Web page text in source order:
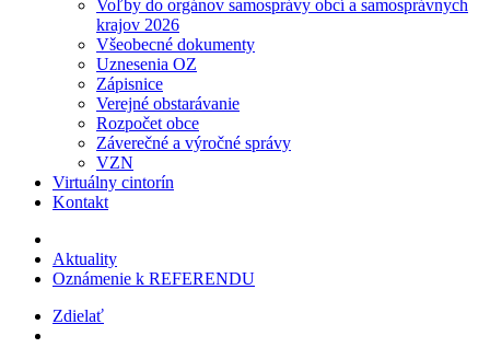
Voľby do orgánov samosprávy obcí a samosprávnych
krajov 2026
Všeobecné dokumenty
Uznesenia OZ
Zápisnice
Verejné obstarávanie
Rozpočet obce
Záverečné a výročné správy
VZN
Virtuálny cintorín
Kontakt
Aktuality
Oznámenie k REFERENDU
Zdielať